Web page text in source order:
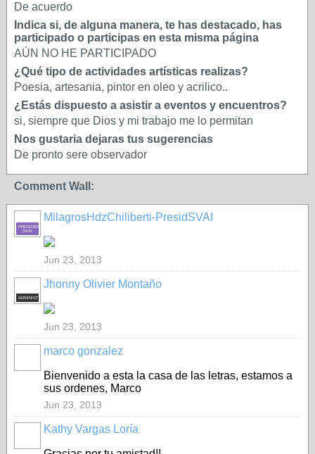
De acuerdo
Indica si, de alguna manera, te has destacado, has
participado o participas en esta misma página
AÚN NO HE PARTICIPADO
¿Qué tipo de actividades artísticas realizas?
Poesia, artesania, pintor en oleo y acrilico..
¿Estás dispuesto a asistir a eventos y encuentros?
si, siempre que Dios y mi trabajo me lo permitan
Nos gustaria dejaras tus sugerencias
De pronto sere observador
Comment Wall:
PRESIDENTE-
SVAI
MilagrosHdzChiliberti-PresidSVAI
Jun 23, 2013
ADMINISTRADOR
Jhonny Olivier Montaño
Jun 23, 2013
marco gonzalez
Bienvenido a esta la casa de las letras, estamos a
sus ordenes, Marco
Jun 23, 2013
Kathy Vargas Loría